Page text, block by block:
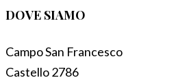
DOVE SIAMO
Campo San Francesco
Castello 2786